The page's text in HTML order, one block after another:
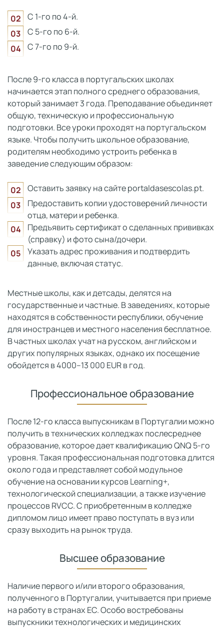
С 1-го по 4-й.
С 5-го по 6-й.
С 7-го по 9-й.
После 9-го класса в португальских школах
начинается этап полного среднего образования,
который занимает 3 года. Преподавание объединяет
общую, техническую и профессиональную
подготовки. Все уроки проходят на португальском
языке. Чтобы получить школьное образование,
родителям необходимо устроить ребенка в
заведение следующим образом:
Оставить заявку на сайте portaldasescolas.pt.
Предоставить копии удостоверений личности
отца, матери и ребенка.
Предъявить сертификат о сделанных прививках
(справку) и фото сына/дочери.
Указать адрес проживания и подтвердить
данные, включая статус.
Местные школы, как и детсады, делятся на
государственные и частные. В заведениях, которые
находятся в собственности республики, обучение
для иностранцев и местного населения бесплатное.
В частных школах учат на русском, английском и
других популярных языках, однако их посещение
обойдется в 4000–13 000 EUR в год.
Профессиональное образование
После 12-го класса выпускникам в Португалии можно
получить в технических колледжах послесреднее
образование, которое дает квалификацию QNQ 5-го
уровня. Такая профессиональная подготовка длится
около года и представляет собой модульное
обучение на основании курсов Learning+,
технологической специализации, а также изучение
процессов RVCC. С приобретенным в колледже
дипломом лицо имеет право поступать в вуз или
сразу выходить на рынок труда.
Высшее образование
Наличие первого и/или второго образования,
полученного в Португалии, учитывается при приеме
на работу в странах ЕС. Особо востребованы
выпускники технологических и медицинских